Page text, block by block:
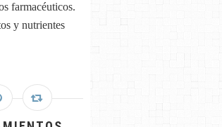
farmacéuticos.
y nutrientes